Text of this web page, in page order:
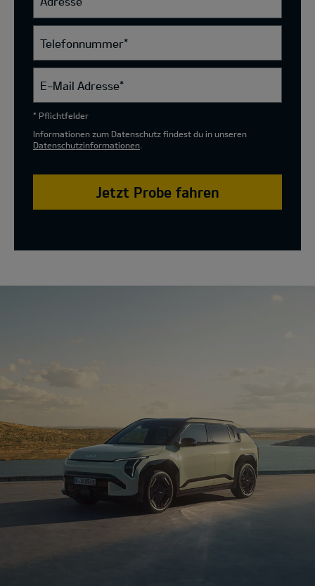
Telefonnummer*
E-Mail Adresse*
* Pflichtfelder
Informationen zum Datenschutz findest du in unseren
Datenschutzinformationen
Jetzt Probe fahren